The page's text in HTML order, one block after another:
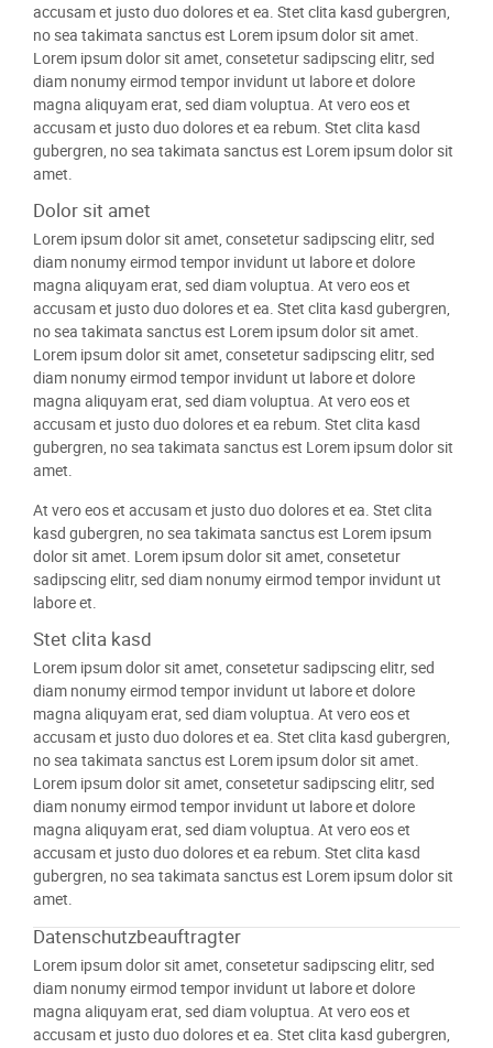
accusam et justo duo dolores et ea. Stet clita kasd gubergren,
no sea takimata sanctus est Lorem ipsum dolor sit amet.
Lorem ipsum dolor sit amet, consetetur sadipscing elitr, sed
diam nonumy eirmod tempor invidunt ut labore et dolore
magna aliquyam erat, sed diam voluptua. At vero eos et
accusam et justo duo dolores et ea rebum. Stet clita kasd
gubergren, no sea takimata sanctus est Lorem ipsum dolor sit
amet.
Dolor sit amet
Lorem ipsum dolor sit amet, consetetur sadipscing elitr, sed
diam nonumy eirmod tempor invidunt ut labore et dolore
magna aliquyam erat, sed diam voluptua. At vero eos et
accusam et justo duo dolores et ea. Stet clita kasd gubergren,
no sea takimata sanctus est Lorem ipsum dolor sit amet.
Lorem ipsum dolor sit amet, consetetur sadipscing elitr, sed
diam nonumy eirmod tempor invidunt ut labore et dolore
magna aliquyam erat, sed diam voluptua. At vero eos et
accusam et justo duo dolores et ea rebum. Stet clita kasd
gubergren, no sea takimata sanctus est Lorem ipsum dolor sit
amet.
At vero eos et accusam et justo duo dolores et ea. Stet clita
kasd gubergren, no sea takimata sanctus est Lorem ipsum
dolor sit amet. Lorem ipsum dolor sit amet, consetetur
sadipscing elitr, sed diam nonumy eirmod tempor invidunt ut
labore et.
Stet clita kasd
Lorem ipsum dolor sit amet, consetetur sadipscing elitr, sed
diam nonumy eirmod tempor invidunt ut labore et dolore
magna aliquyam erat, sed diam voluptua. At vero eos et
accusam et justo duo dolores et ea. Stet clita kasd gubergren,
no sea takimata sanctus est Lorem ipsum dolor sit amet.
Lorem ipsum dolor sit amet, consetetur sadipscing elitr, sed
diam nonumy eirmod tempor invidunt ut labore et dolore
magna aliquyam erat, sed diam voluptua. At vero eos et
accusam et justo duo dolores et ea rebum. Stet clita kasd
gubergren, no sea takimata sanctus est Lorem ipsum dolor sit
amet.
Datenschutzbeauftragter
Lorem ipsum dolor sit amet, consetetur sadipscing elitr, sed
diam nonumy eirmod tempor invidunt ut labore et dolore
magna aliquyam erat, sed diam voluptua. At vero eos et
accusam et justo duo dolores et ea. Stet clita kasd gubergren,